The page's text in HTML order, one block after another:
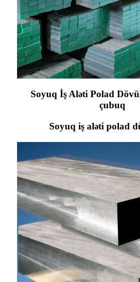
Soyuq İş Aləti Polad
çubuq
Soyuq iş aləti polad